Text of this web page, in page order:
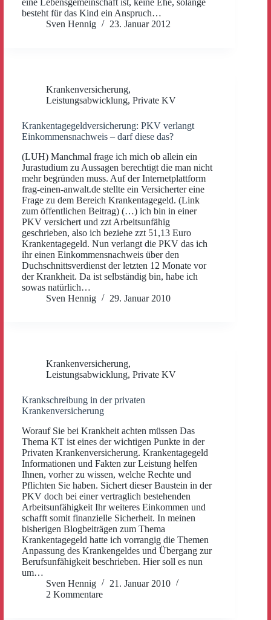
eine Lebensgemeinschaft ist, keine Ehe, solange
besteht für das Kind ein Anspruch…
Sven Hennig
23. Januar 2012
Krankenversicherung,
Leistungsabwicklung, Private KV
Krankentagegeldversicherung: PKV verlangt
Einkommensnachweis – darf diese das?
(LUH) Manchmal frage ich mich ob allein ein
Jurastudium zu Aussagen berechtigt die man nicht
mehr begründen muss. Auf der Internetplattform
frag-einen-anwalt.de stellte ein Versicherter eine
Frage zu dem Bereich Krankentagegeld. (Link
zum öffentlichen Beitrag) (…) ich bin in einer
PKV versichert und zzt Arbeitsunfähig
geschrieben, also ich beziehe zzt 51,13 Euro
Krankentagegeld. Nun verlangt die PKV das ich
ihr einen Einkommensnachweis über den
Duchschnittsverdienst der letzten 12 Monate vor
der Krankheit. Da ist selbständig bin, habe ich
sowas natürlich…
Sven Hennig
29. Januar 2010
Krankenversicherung,
Leistungsabwicklung, Private KV
Krankschreibung in der privaten
Krankenversicherung
Worauf Sie bei Krankheit achten müssen Das
Thema KT ist eines der wichtigen Punkte in der
Privaten Krankenversicherung. Krankentagegeld
Informationen und Fakten zur Leistung helfen
Ihnen, vorher zu wissen, welche Rechte und
Pflichten Sie haben. Sichert dieser Baustein in der
PKV doch bei einer vertraglich bestehenden
Arbeitsunfähigkeit Ihr weiteres Einkommen und
schafft somit finanzielle Sicherheit. In meinen
bisherigen Blogbeiträgen zum Thema
Krankentagegeld hatte ich vorrangig die Themen
Anpassung des Krankengeldes und Übergang zur
Berufsunfähigkeit beschrieben. Hier soll es nun
um…
Sven Hennig
21. Januar 2010
2 Kommentare